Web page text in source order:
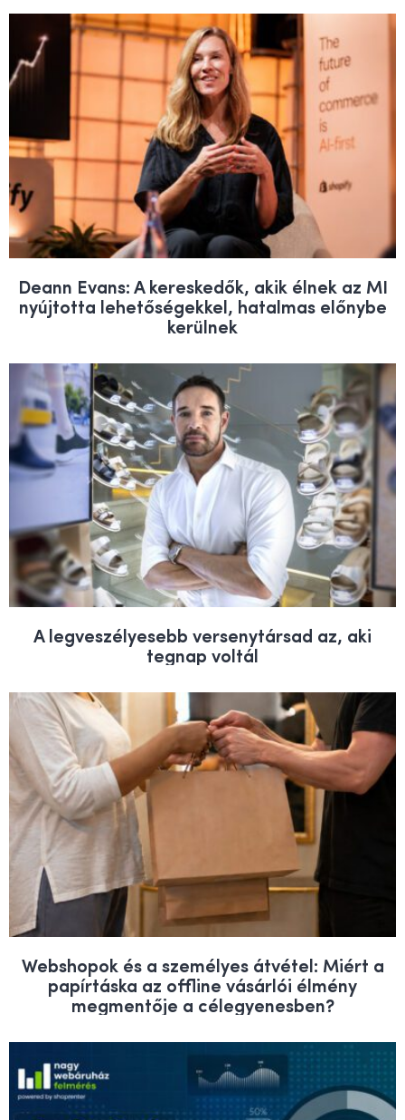
Deann Evans: A kereskedők, akik élnek az MI
nyújtotta lehetőségekkel, hatalmas előnybe
kerülnek
A legveszélyesebb versenytársad az, aki
tegnap voltál
Webshopok és a személyes átvétel: Miért a
papírtáska az offline vásárlói élmény
megmentője a célegyenesben?